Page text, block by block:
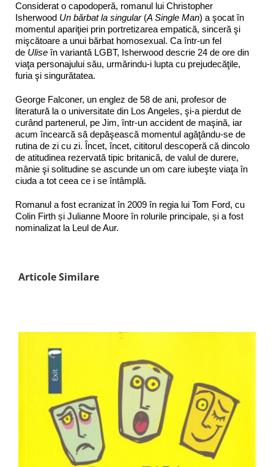
Considerat o capodoperă, romanul lui Christopher
Isherwood Un bărbat la singular (A Single Man) a şocat în
momentul apariţiei prin portretizarea empatică, sinceră şi
mişcătoare a unui bărbat homosexual. Ca într-un fel
de Uliseîn variantă LGBT, Isherwood descrie 24 de ore din
viaţa personajului său, urmărindu-i lupta cu prejudecăţile,
furia şi singurătatea.
George Falconer, un englez de 58 de ani, profesor de
literatură la o universitate din Los Angeles, şi-a pierdut de
curând partenerul, pe Jim, într-un accident de maşină, iar
acum încearcă să depăşească momentul agăţându-se de
rutina de zi cu zi. Încet, încet, cititorul descoperă că dincolo
de atitudinea rezervată tipic britanică, de valul de durere,
mânie şi solitudine se ascunde un om care iubeşte viaţa în
ciuda a tot ceea ce i se întâmplă.
Romanul a fost ecranizat în 2009 în regia lui Tom Ford, cu
Colin Firth și Julianne Moore în rolurile principale, și a fost
nominalizat la Leul de Aur.
Articole Similare